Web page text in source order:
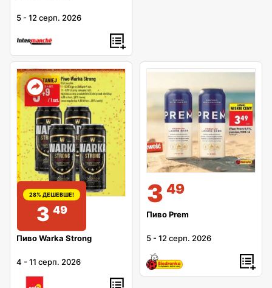
5 -12 серп. 2026
28% ДЕШЕВШЕ!
3 49
Пиво Warka Strong
4 -11 серп. 2026
3 49
Пиво Prem
5 -12 серп. 2026